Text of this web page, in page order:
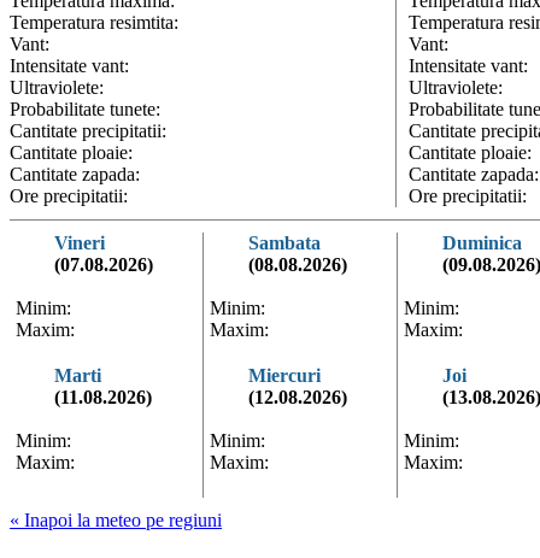
Temperatura resimtita:
Vant:
Intensitate vant:
Ultraviolete:
Probabilitate tunete:
Cantitate precipitatii:
Cantitate ploaie:
Cantitate zapada:
Ore precipitatii:
Temperatura
Vant:
Intensitate vant:
Ultraviolete:
Probabilitate
Cantitate
Cantitate ploaie:
Cantitate zapada:
Ore precipitatii:
Vineri
(07.08.2026)
Minim:
Maxim:
Sambata
(08.08.2026)
Minim:
Maxim:
Duminica
(09.08.2026)
Minim:
Maxim:
Marti
(11.08.2026)
Minim:
Maxim:
Miercuri
(12.08.2026)
Minim:
Maxim:
Joi
(13.08.2026)
Minim:
Maxim:
« Inapoi la meteo pe regiuni